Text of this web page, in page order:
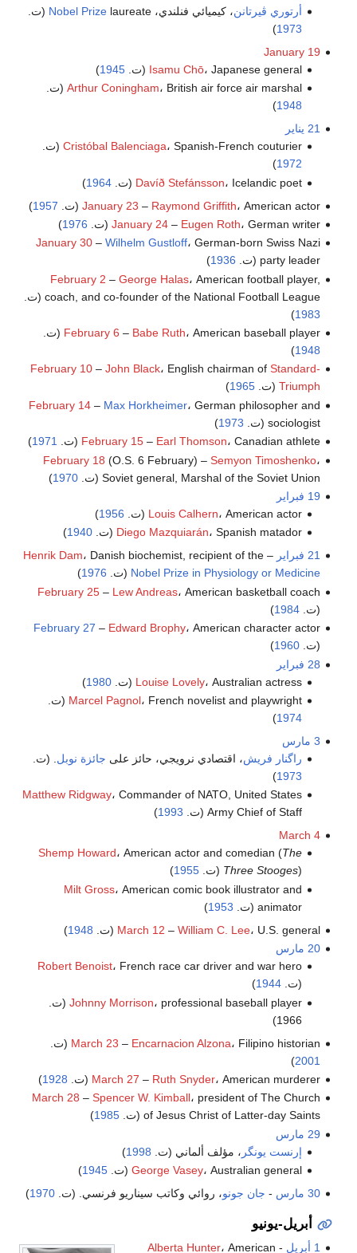
أرتوري ڤيرتانن، كيميائي فنلندي، Nobel Prize laureate (ت.
1973
)
January 19
Isamu Chō، Japanese general (ت. 1945
)
Arthur Coningham، British air force air marshal (ت.
1948
)
21 يناير
Cristóbal Balenciaga، Spanish-French couturier (ت.
1972
)
Davíð Stefánsson، Icelandic poet (ت. 1964
)
January 23 – Raymond Griffith، American actor (ت. 1957
)
January 24– Eugen Roth، German writer (ت. 1976
)
January 30– Wilhelm Gustloff، German-born Swiss Nazi
party leader (ت.
1936
)
February 2 – George Halas، American football player,
coach, and co-founder of the National Football League (ت.
1983
)
February 6 – Babe Ruth، American baseball player (ت.
1948
)
February 10– John Black، English chairman of Standard-
Triumph (ت.1965
)
February 14– Max Horkheimer، German philosopher and
sociologist (ت.
1973
)
February 15– Earl Thomson، Canadian athlete (ت. 1971
)
February 18 (O.S. 6 February) – Semyon Timoshenko،
Soviet general, Marshal of the Soviet Union (ت.
1970
)
19 فبراير
Louis Calhern، American actor (ت. 1956
)
Diego Mazquiarán، Spanish matador (ت. 1940
)
21 فبراير
–
Henrik Dam، Danish biochemist, recipient of the
Nobel Prize in Physiology or Medicine (ت. 1976
)
February 25– Lew Andreas، American basketball coach
(ت.1984
)
February 27 – Edward Brophy، American character actor
(ت.1960
)
28 فبراير
Louise Lovely، Australian actress (ت. 1980
)
Marcel Pagnol، French novelist and playwright (ت.
1974
)
3 مارس
راگنار فريش، اقتصادي نرويجي، حائز على جائزة نوبل . (ت.
1973
)
Matthew Ridgway، Commander of NATO, United States
Army Chief of Staff (ت.
1993
)
March 4
Shemp Howard، American actor and comedian (The
Three Stooges) (ت. 1955
)
Milt Gross، American comic book illustrator and
animator (ت.
1953
)
March 12 – William C. Lee، U.S. general (ت. 1948
)
20 مارس
Robert Benoist، French race car driver and war hero
(ت. 1944
)
Johnny Morrison، professional baseball player (ت.
1966)
March 23 – Encarnacion Alzona، Filipino historian (ت.
2001
)
March 27 – Ruth Snyder، American murderer (ت. 1928
)
March 28 – Spencer W. Kimball، president of The Church
of Jesus Christ of Latter-day Saints (ت.
1985
)
29 مارس
إرنست يونگر ، مؤلف ألماني (ت. 1998
)
George Vasey، Australian general (ت. 1945
)
30 مارس
- جان جونو، روائي وكاتب سيناريو فرنسي. (ت.1970
)
أبريل-يونيو
1 أبريل -
Alberta Hunter، American